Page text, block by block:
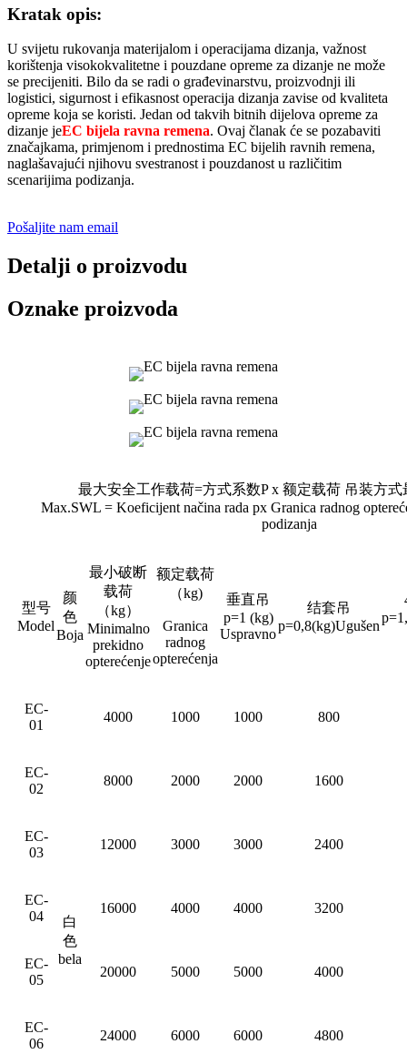
Kratak opis:
U svijetu rukovanja materijalom i operacijama dizanja, važnost
korištenja visokokvalitetne i pouzdane opreme za dizanje ne može
se precijeniti. Bilo da se radi o građevinarstvu, proizvodnji ili
logistici, sigurnost i efikasnost operacija dizanja zavise od kvaliteta
opreme koja se koristi. Jedan od takvih bitnih dijelova opreme za
dizanje jeEC bijela ravna remena. Ovaj članak će se pozabaviti
značajkama, primjenom i prednostima EC bijelih ravnih remena,
naglašavajući njihovu svestranost i pouzdanost u različitim
scenarijima podizanja.
Pošaljite nam email
Detalji o proizvodu
Oznake proizvoda
最大安全工作载荷=方式系数P x 额定载荷 吊装方
Max.SWL = Koeficijent načina rada px Granica radnog
podizanja
型号
Model
颜
色
Boja
最小破断
载荷
（kg）
Minimalno
prekidno
opterećenje
额定载荷
（kg)
Granica
radnog
opterećenja
垂直吊
p=1 (kg)
Uspravno
结套吊
p=0,8(kg)Ugušen
EC-
01
白
色
bela
4000 1000 1000 800
EC-
02
8000 2000 2000 1600
EC-
03
12000 3000 3000 2400
EC-
04
16000 4000 4000 3200
EC-
05
20000 5000 5000 4000
EC-
06
24000 6000 6000 4800